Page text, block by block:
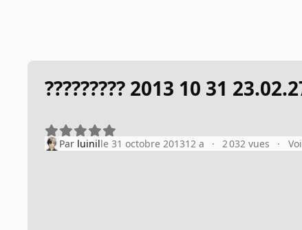
????????? 2013 10 31
Par luinille 31 octobre 201312 a 2 032 vues